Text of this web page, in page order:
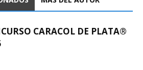
CARACOL DE PLATA®